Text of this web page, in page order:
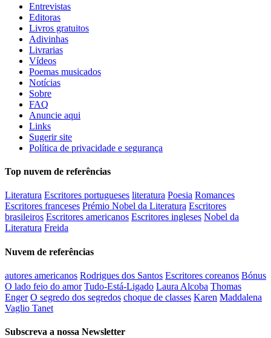
Entrevistas
Editoras
Livros gratuitos
Adivinhas
Livrarias
Vídeos
Poemas musicados
Notícias
Sobre
FAQ
Anuncie aqui
Links
Sugerir site
Política de privacidade e segurança
Top nuvem de referências
Literatura Escritores portugueses literatura Poesia Romances
Escritores franceses Prémio Nobel da Literatura Escritores
brasileiros Escritores americanos Escritores ingleses Nobel da
Literatura Freida
Nuvem de referências
autores americanos Rodrigues dos Santos Escritores coreanos Bónus
O lado feio do amor Tudo-Está-Ligado Laura Alcoba Thomas
Enger O segredo dos segredos choque de classes Karen Maddalena
Vaglio Tanet
Subscreva a nossa Newsletter